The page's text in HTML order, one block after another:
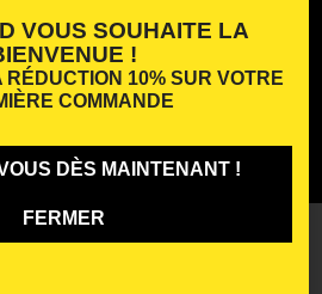
VOUS SOUHAITE LA
!
RÉDUCTION 10% SUR VOTRE
COMMANDE
DÈS MAINTENANT !
FERMER